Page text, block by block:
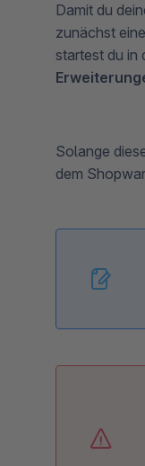
Damit du
zunächst
startest du in
Solange
dem